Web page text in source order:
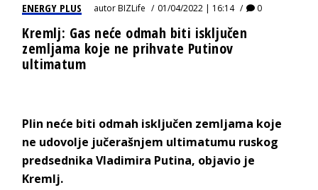
ENERGY PLUS autorBIZLife 01/04/2022 | 16:14 0
Kremlj: Gas neće odmah biti isključen
zemljama koje ne prihvate Putinov
ultimatum
Plin neće biti odmah isključen zemljama koje
ne udovolje jučerašnjem ultimatumu ruskog
predsednika Vladimira Putina, objavio je
Kremlj.